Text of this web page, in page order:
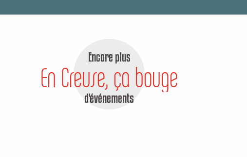
Encore plus
En Creuse, ça bouge
d'événements